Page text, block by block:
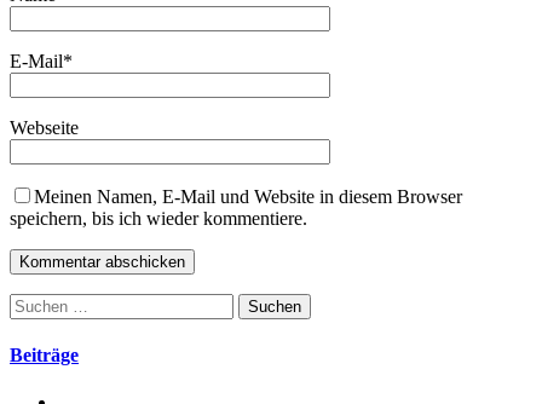
E-Mail*
Webseite
Meinen Namen, E-Mail und Website in diesem Browser
speichern, bis ich wieder kommentiere.
Suchen
nach:
Beiträge